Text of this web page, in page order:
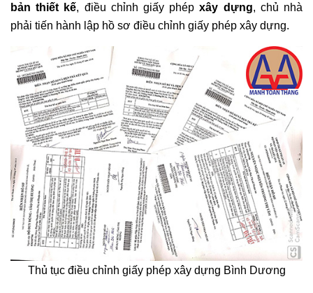
bản thiết kế, điều chỉnh giấy phépxây dựng, chủ nhà
phải tiến hành lập hồ sơ điều chỉnh giấy phép xây dựng.
Thủ tục điều chỉnh giấy phép xây dựng Bình Dương